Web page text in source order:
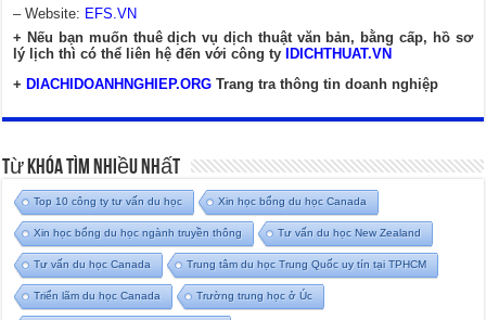
– Website: EFS.VN
+ Nếu bạn muốn thuê dịch vụ dịch thuật văn bản, bằng cấp, hồ sơ
lý lịch thì có thể liên hệ đến với công ty
IDICHTHUAT.VN
+ DIACHIDOANHNGHIEP.ORG Trang tra thông tin doanh nghiệp
Từ Khóa Tìm Nhiều Nhất
Top 10 công ty tư vấn du học Xin học bổng du học Canada
Xin học bổng du học ngành truyền thông Tư vấn du học New Zealand
Tư vấn du học Canada Trung tâm du học Trung Quốc uy tín tại TPHCM
Triển lãm du học Canada Trường trung học ở Úc